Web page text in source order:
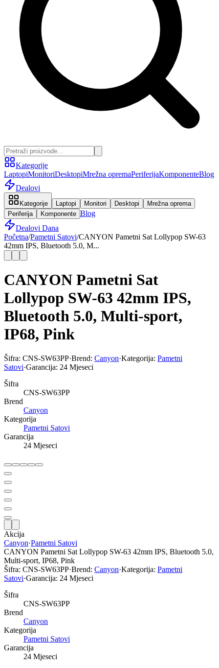
Kategorije
LaptopiMonitoriDesktopiMrežna opremaPeriferijaKomponenteBlog
Dealovi
Kategorije Laptopi Monitori Desktopi
Mrežna oprema
Periferija
Komponente Blog
Dealovi Dana
Početna/Pametni Satovi/CANYON Pametni Sat Lollypop SW-63
42mm IPS, Bluetooth 5.0, M...
CANYON Pametni Sat
Lollypop SW-63 42mm IPS,
Bluetooth 5.0, Multi-sport,
IP68, Pink
Šifra: CNS-SW63PP·Brend: Canyon·Kategorija: Pametni
Satovi·Garancija: 24 Mjeseci
Šifra
CNS-SW63PP
Brend
Canyon
Kategorija
Pametni Satovi
Garancija
24 Mjeseci
Akcija
Canyon·Pametni Satovi
CANYON Pametni Sat Lollypop SW-63 42mm IPS, Bluetooth 5.0,
Multi-sport, IP68, Pink
Šifra: CNS-SW63PP·Brend: Canyon·Kategorija: Pametni
Satovi·Garancija: 24 Mjeseci
Šifra
CNS-SW63PP
Brend
Canyon
Kategorija
Pametni Satovi
Garancija
24 Mjeseci